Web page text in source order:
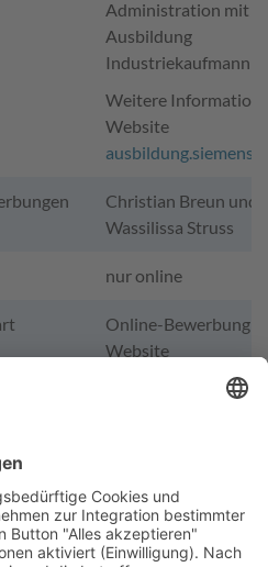
Administration mit
Ausbildung
Industriekaufmann
Weitere
Website
Christian Breun und
Wassilissa Struss
nur online
Online-Bewerbung
Website
Video-Service
eines Drittanbieters,